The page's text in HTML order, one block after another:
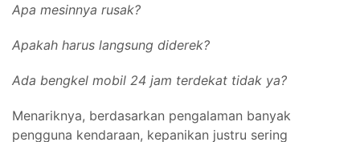
Apa mesinnya rusak?
Apakah harus langsung diderek?
Ada bengkel mobil 24 jam terdekat tidak ya?
Menariknya, berdasarkan pengalaman banyak
pengguna kendaraan, kepanikan justru sering